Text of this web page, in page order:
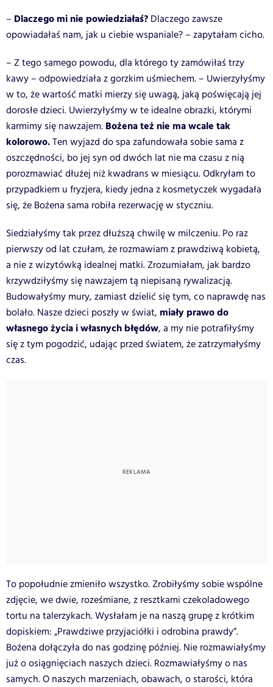
– Dlaczego mi nie powiedziałaś? Dlaczego zawsze
opowiadałaś nam, jak u ciebie wspaniale? – zapytałam cicho.
– Z tego samego powodu, dla którego ty zamówiłaś trzy
kawy – odpowiedziała z gorzkim uśmiechem. – Uwierzyłyśmy
w to, że wartość matki mierzy się uwagą, jaką poświęcają jej
dorosłe dzieci. Uwierzyłyśmy w te idealne obrazki, którymi
karmimy się nawzajem. Bożena też nie ma wcale tak
kolorowo.Ten wyjazd do spa zafundowała sobie sama z
oszczędności, bo jej syn od dwóch lat nie ma czasu z nią
porozmawiać dłużej niż kwadrans w miesiącu. Odkryłam to
przypadkiem u fryzjera, kiedy jedna z kosmetyczek wygadała
się, że Bożena sama robiła rezerwację w styczniu.
Siedziałyśmy tak przez dłuższą chwilę w milczeniu. Po raz
pierwszy od lat czułam, że rozmawiam z prawdziwą kobietą,
a nie z wizytówką idealnej matki. Zrozumiałam, jak bardzo
krzywdziłyśmy się nawzajem tą niepisaną rywalizacją.
Budowałyśmy mury, zamiast dzielić się tym, co naprawdę nas
bolało. Nasze dzieci poszły w świat, miały prawo do
własnego życia i własnych błędów, a my nie potrafiłyśmy
się z tym pogodzić, udając przed światem, że zatrzymałyśmy
czas.
To popołudnie zmieniło wszystko. Zrobiłyśmy sobie wspólne
zdjęcie, we dwie, roześmiane, z resztkami czekoladowego
tortu na talerzykach. Wysłałam je na naszą grupę z krótkim
dopiskiem: „Prawdziwe przyjaciółki i odrobina prawdy”.
Bożena dołączyła do nas godzinę później. Nie rozmawiałyśmy
już o osiągnięciach naszych dzieci. Rozmawiałyśmy o nas
samych. O naszych marzeniach, obawach, o starości, która